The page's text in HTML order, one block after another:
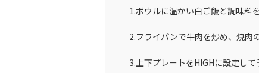
1.ボウルに温かい白ご飯と調味料
2.フライパンで牛肉を炒め、焼肉
3.上下プレートをHIGHに設定して